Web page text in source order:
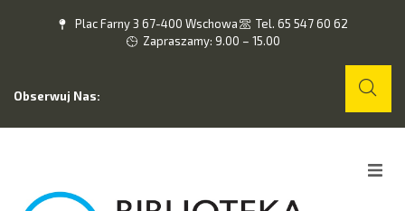
Plac Farny 3 67-400 Wschowa
Tel. 65 547 60 62
Zapraszamy: 9.00 – 15.00
Obserwuj Nas: